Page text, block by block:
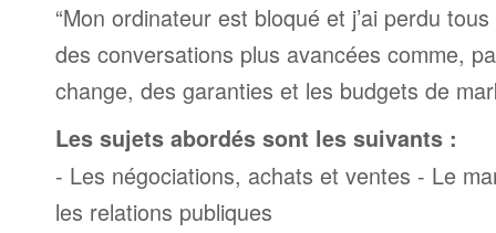
“Mon ordinateur est bloqué et j’ai perdu
des conversations plus avancées comme,
change, des garanties et les budgets de
Les sujets abordés sont les suivants :
- Les négociations, achats et ventes - Le
les relations publiques